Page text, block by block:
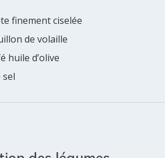
finement ciselée
de volaille
huile d’olive
sel